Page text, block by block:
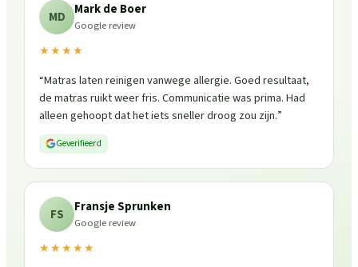
MD Mark de Boer
Google review
★★★★
“Matras laten reinigen vanwege allergie. Goed resultaat,
de matras ruikt weer fris. Communicatie was prima. Had
alleen gehoopt dat het iets sneller droog zou zijn.”
Geverifieerd
FS Fransje Sprunken
Google review
★★★★★